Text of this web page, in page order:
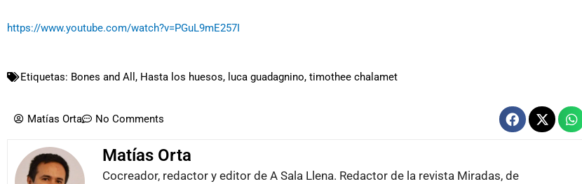
https://www.youtube.com/watch?v=PGuL9mE257I
Etiquetas: Bones and All , Hasta los huesos, luca guadagnino, timothee chalamet
Matías Orta No Comments
Matías Orta
Cocreador, redactor y editor de A Sala Llena. Redactor de la revista Miradas, de